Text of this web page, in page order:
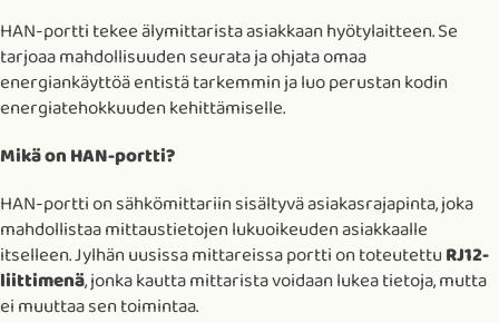
HAN-portti tekee älymittarista asiakkaan hyötylaitteen. Se
tarjoaa mahdollisuuden seurata ja ohjata omaa
energiankäyttöä entistä tarkemmin ja luo perustan kodin
energiatehokkuuden kehittämiselle.
Mikä on HAN-portti?
HAN-portti on sähkömittariin sisältyvä asiakasrajapinta, joka
mahdollistaa mittaustietojen lukuoikeuden asiakkaalle
itselleen. Jylhän uusissa mittareissa portti on toteutettuRJ12-
liittimenä, jonka kautta mittarista voidaan lukea tietoja, mutta
ei muuttaa sen toimintaa.